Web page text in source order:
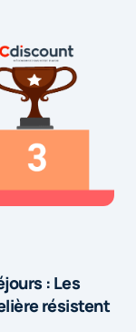
: Les
résistent